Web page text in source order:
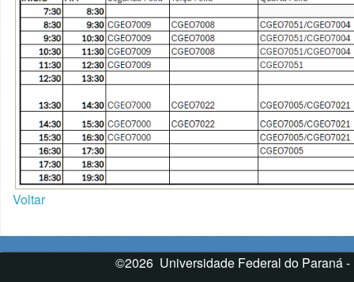
Voltar
©2026 Universidade Federal do Paraná